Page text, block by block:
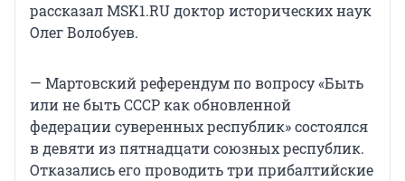
рассказал MSK1.RU доктор исторических наук
Олег Волобуев.
— Мартовский референдум по вопросу «Быть
или не быть СССР как обновленной
федерации суверенных республик» состоялся
в девяти из пятнадцати союзных республик.
Отказались его проводить три прибалтийские